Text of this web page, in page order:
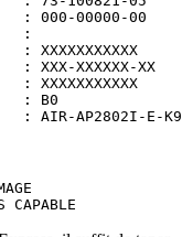
: 000-00000-00
:
XXXXXX-XX
: B0
AIR-AP2802I-E-K9